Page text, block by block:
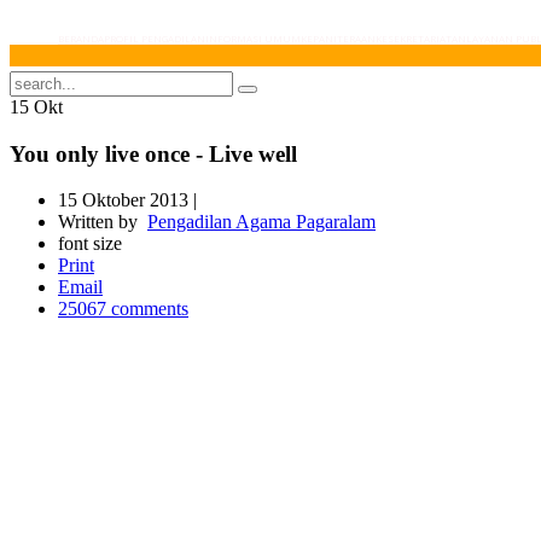
15 Okt
You only live once - Live well
15 Oktober 2013 |
Written by Pengadilan Agama Pagaralam
font size
Print
Email
25067 comments